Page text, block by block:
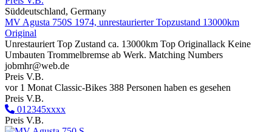
Süddeutschland, Germany
MV Agusta 750S 1974, unrestaurierter Topzustand 13000km
Original
Unrestauriert Top Zustand ca. 13000km Top Originallack Keine
Umbauten Trommelbremse ab Werk. Matching Numbers
jobmhr@web.de
Preis V.B.
vor 1 Monat Classic-Bikes 388 Personen haben es gesehen
Preis V.B.
012345xxxx
Preis V.B.